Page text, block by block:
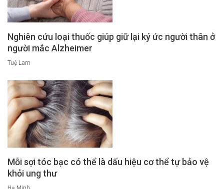
Nghiên cứu loại thuốc giúp giữ lại ký ức người thân ở
người mắc Alzheimer
Tuệ Lam
Mỗi sợi tóc bạc có thể là dấu hiệu cơ thể tự bảo vệ
khỏi ung thư